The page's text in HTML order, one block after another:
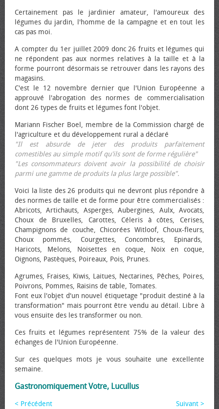
Certainement pas le jardinier amateur, l'amoureux des
légumes du jardin, l'homme de la campagne et en tout les
cas pas moi.
A compter du 1er juillet 2009 donc 26 fruits et légumes qui
ne répondent pas aux normes relatives à la taille et à la
forme pourront désormais se retrouver dans les rayons des
magasins.
C'est le 12 novembre dernier que l'Union Européenne a
approuvé l'abrogation des normes de commercialisation
dont 26 types de fruits et légumes font l'objet.
Mariann Fischer Boel, membre de la Commission chargé de
l'agriculture et du développement rural a déclaré
"Il est absurde de jeter des produits parfaitement
comestibles au simple motif qu'ils sont de forme régulière"
"Les consommateurs doivent avoir la possibilité de choisir
parmi une gamme de produits la plus large possible".
Voici la liste des 26 produits qui ne devront plus répondre à
des normes de taille et de forme pour être commercialisés :
Abricots, Artichauts, Asperges, Aubergines, Aulx, Avocats,
Choux de Bruxelles, Carottes, Céleris à côtes, Cerises,
Champignons de couche, Chicorées Witloof, Choux-fleurs,
Choux pommés, Courgettes, Concombres, Epinards,
Haricots, Melons, Noisettes en coque, Noix en coque,
Oignons, Pastèques, Poireaux, Pois, Prunes.
Agrumes, Fraises, Kiwis, Laitues, Nectarines, Pêches, Poires,
Poivrons, Pommes, Raisins de table, Tomates.
Font eux l'objet d'un nouvel étiquetage "produit destiné à la
transformation" mais pourront être vendu au détail. Libre à
vous ensuite des les transformer ou non.
Ces fruits et légumes représentent 75% de la valeur des
échanges de l'Union Européenne.
Sur ces quelques mots je vous souhaite une excellente
semaine.
Gastronomiquement Votre, Lucullus
< Précédent Suivant >